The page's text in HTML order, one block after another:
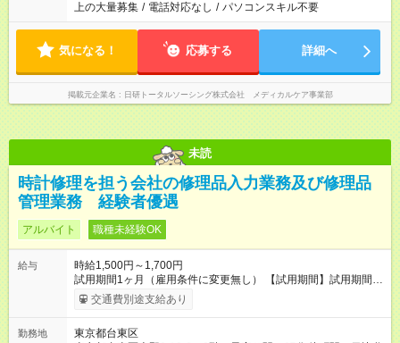
上の大量募集 / 電話対応なし / パソコンスキル不要
気になる！ 応募する 詳細へ
掲載元企業名 日研トータルソーシング株式会社 メディカルケア事業部
未読
時計修理を担う会社の修理品入力業務及び修理品
管理業務 経験者優遇
アルバイト 職種未経験OK
給与
時給1,500円～1,700円
試用期間1ヶ月（雇用条件に変更無し） 【試用期間】試用期間あ
り 試用期間の長さ：1ヶ月 雇用形態、給与は本採用時と同じで
す。
交通費別途支給あり
勤務地
東京都台東区